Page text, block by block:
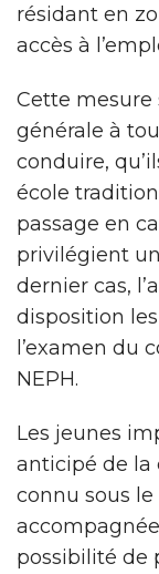
résidant en
accès à
Cette mesure
générale à
conduire,
école
passage en
privilégient
dernier cas,
disposition
l’examen du
NEPH.
Les jeunes
anticipé de la
connu sous
possibilité de